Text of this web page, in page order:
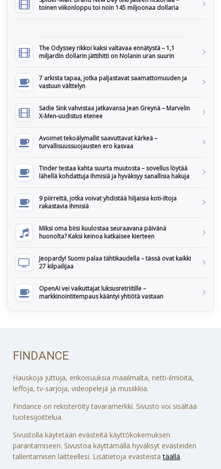
toinen viikonloppu toi noin 145 miljoonaa dollaria
The Odyssey rikkoi kaksi valtavaa ennätystä – 1,1
miljardin dollarin jättihitti on Nolanin uran suurin
7 arkista tapaa, jotka paljastavat saamattomuuden ja
vastuun välttelyn
Sadie Sink vahvistaa jatkavansa Jean Greynä – Marvelin
X-Men-uudistus etenee
Avoimet tekoälymallit saavuttavat kärkeä –
turvallisuussuojausten ero kasvaa
Tinder testaa kahta suurta muutosta – sovellus löytää
lähellä kohdattuja ihmisiä ja hyväksyy sanallisia hakuja
9 piirrettä, jotka voivat yhdistää hiljaisia koti-iltoja
rakastavia ihmisiä
Miksi oma biisi kuulostaa seuraavana päivänä
huonolta? Kaksi keinoa katkaisee kierteen
Jeopardy! Suomi palaa tähtikaudella – tässä ovat kaikki
27 kilpailijaa
OpenAI vei vaikuttajat luksusretriitille –
markkinointitempaus kääntyi yhtiötä vastaan
FINDANCE
Hauskoja juttuja, erikoisuuksia maailmalta, netti-ilmiöitä,
leffoja, tv-sarjoja, videopelejä ja musiikkia.
Findance on rekisteröity tavaramerkki. Sivusto voi sisältää
tuotesijoittelua.
Sivustolla käytetään evästeitä käyttökokemuksen
parantamiseen. Sivustoa käyttämällä hyväksyt evästeiden
tallentamisen laitteellesi. Lisätietoja evästeistätäällä.